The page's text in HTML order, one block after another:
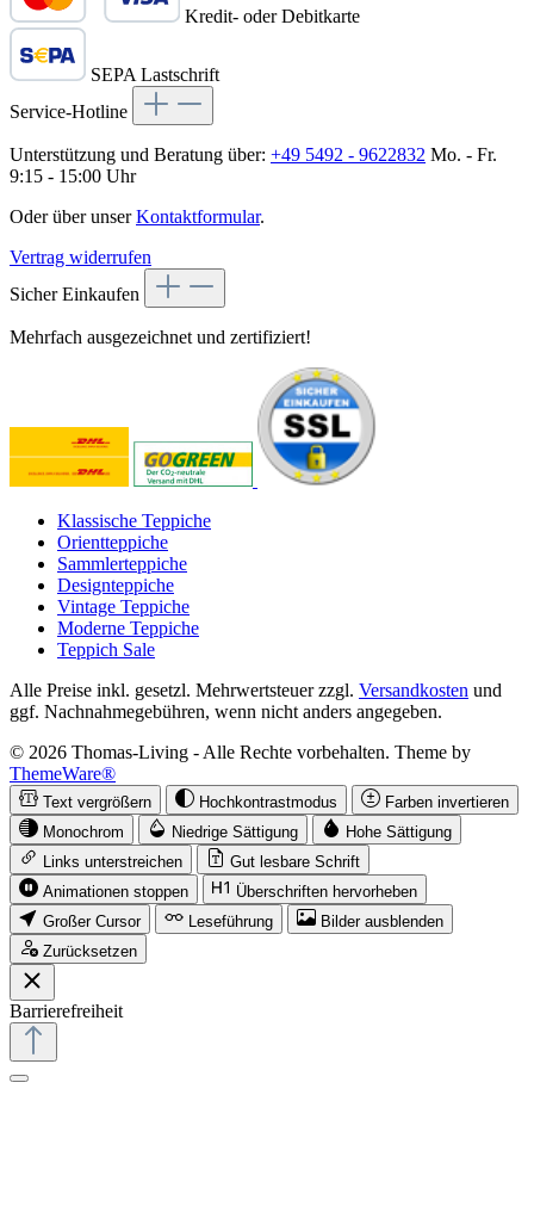
Kredit- oder Debitkarte
SEPA Lastschrift
Service-Hotline
Unterstützung und Beratung über: +49 5492 - 9622832 Mo. - Fr.
9:15 - 15:00 Uhr
Oder über unserKontaktformular.
Vertrag widerrufen
Sicher Einkaufen
Mehrfach ausgezeichnet und zertifiziert!
Klassische Teppiche
Orientteppiche
Sammlerteppiche
Designteppiche
Vintage Teppiche
Moderne Teppiche
Teppich Sale
Alle Preise inkl. gesetzl. Mehrwertsteuer zzgl. Versandkosten und
ggf. Nachnahmegebühren, wenn nicht anders angegeben.
© 2026 Thomas-Living - Alle Rechte vorbehalten. Theme by
ThemeWare®
Text vergrößern Hochkontrastmodus
Farben invertieren
Monochrom
Niedrige Sättigung
Hohe Sättigung
Links unterstreichen
Gut lesbare Schrift
Animationen stoppen
Überschriften hervorheben
Großer Cursor
Leseführung
Bilder ausblenden
Zurücksetzen
Barrierefreiheit